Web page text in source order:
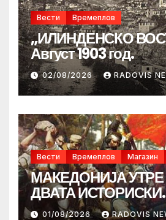
Вести Времеплов
„ИЛИНДЕНСКО
Август 1903 год.
02/08/2026 RADOVIS
Вести Времеплов Магазин
МАКЕДОНИЈА
ДВАТА ИСТОРИСКИ
ИЛИНДЕНА!
01/08/2026 RADOVIS